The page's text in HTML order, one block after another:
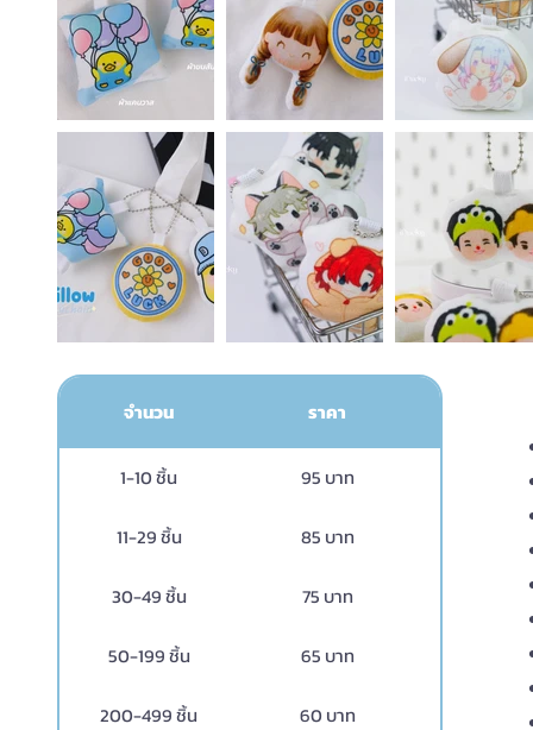
จำนวน ราคา
1-10 ชิ้น 95 บาท
11-29 ชิ้น 85 บาท
30-49 ชิ้น 75 บาท
50-199 ชิ้น 65 บาท
200-499 ชิ้น 60 บาท